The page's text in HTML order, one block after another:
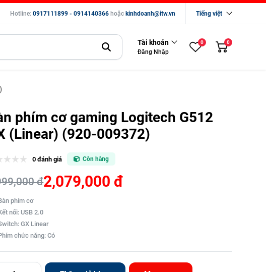
Hotline: 0917111899 - 0914140366 hoặc kinhdoanh@itw.vn Tiếng việt
Tài khoản
Đăng Nhập
0 0
phím cơ gaming Logitech G512
(Linear) (920-009372)
0 đánh giá Còn hàng
đ2,079,000 đ
phím cơ
nối: USB 2.0
GX Linear
chức năng: Có